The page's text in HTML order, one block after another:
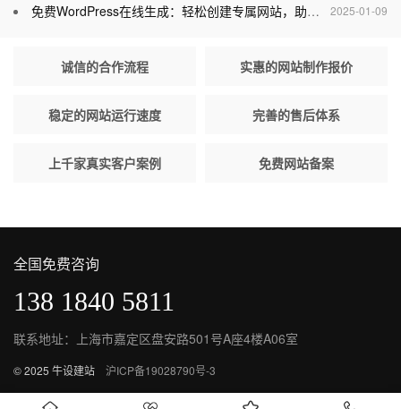
2025-01-09
免费WordPress在线生成：轻松创建专属网站，助力个人与企业腾飞
诚信的合作流程 实惠的网站制作报价
稳定的网站运行速度 完善的售后体系
上千家真实客户案例 免费网站备案
全国免费咨询
138 1840 5811
联系地址：上海市嘉定区盘安路501号A座4楼A06室
© 2025 牛设建站 沪ICP备19028790号-3